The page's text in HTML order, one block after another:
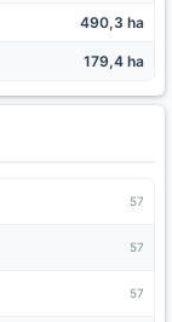
490,3 ha
179,4 ha
57
57
57